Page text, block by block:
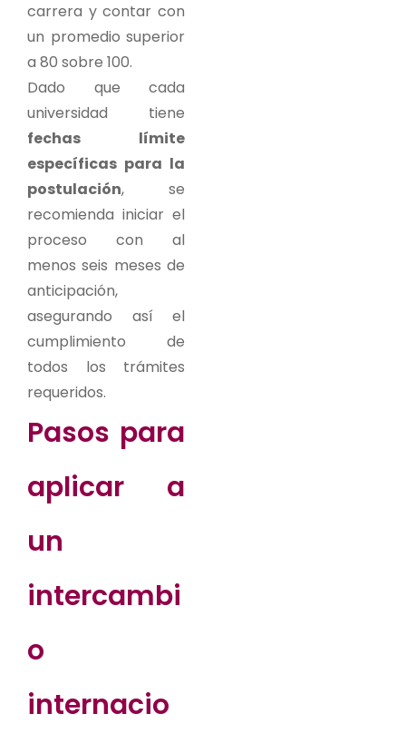
carrera y contar con
un promedio superior
a 80 sobre 100.
Dado que cada
universidad tiene
fechas límite
específicas para la
postulación, se
recomienda iniciar el
proceso con al
menos seis meses de
anticipación,
asegurando así el
cumplimiento de
todos los trámites
requeridos.
Pasos para
aplicar a
un
intercambi
o
internacio